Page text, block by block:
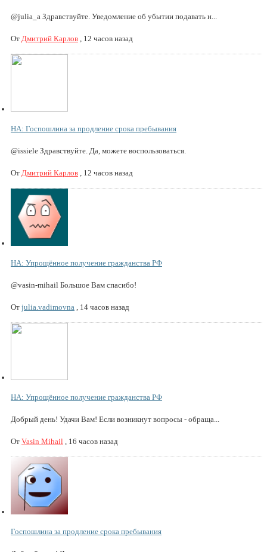
@julia_a Здравствуйте. Уведомление об убытии подавать н...
От Дмитрий Карлов , 12 часов назад
НА: Госпошлина за продление срока пребывания
@issiele Здравствуйте. Да, можете воспользоваться.
От Дмитрий Карлов , 12 часов назад
НА: Упрощённое получение гражданства РФ
@vasin-mihail Большое Вам спасибо!
От julia.vadimovna , 14 часов назад
НА: Упрощённое получение гражданства РФ
Добрый день! Удачи Вам! Если возникнут вопросы - обраща...
От Vasin Mihail , 16 часов назад
Госпошлина за продление срока пребывания